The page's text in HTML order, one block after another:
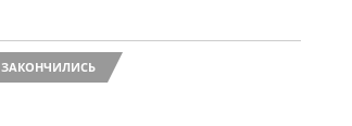
ЗАКОНЧИЛИСЬ